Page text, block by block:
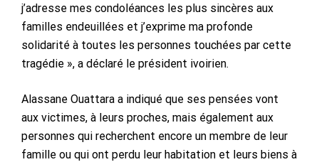
j’adresse mes condoléances les plus sincères aux
familles endeuillées et j’exprime ma profonde
solidarité à toutes les personnes touchées par cette
tragédie », a déclaré le président ivoirien.
Alassane Ouattara a indiqué que ses pensées vont
aux victimes, à leurs proches, mais également aux
personnes qui recherchent encore un membre de leur
famille ou qui ont perdu leur habitation et leurs biens à